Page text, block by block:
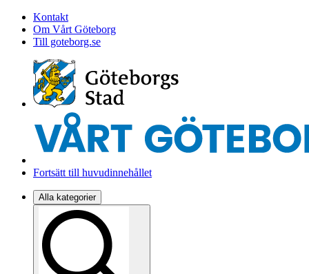
Kontakt
Om Vårt Göteborg
Till goteborg.se
Fortsätt till huvudinnehållet
Alla kategorier